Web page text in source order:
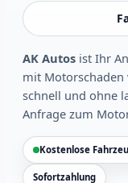
AK Autos ist Ihr
mit Motorschaden
schnell und ohne
Anfrage zum
Kostenlose
Sofortzahlung